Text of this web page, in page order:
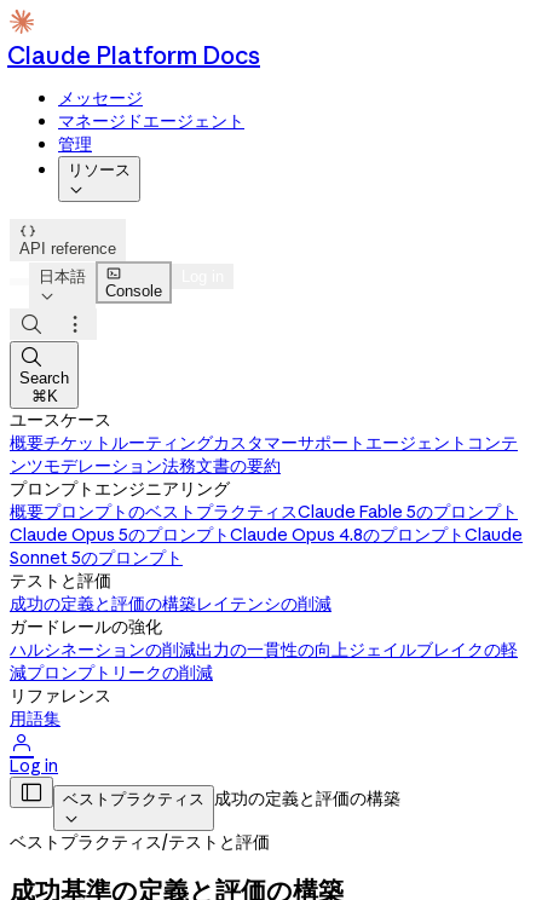
Claude Platform Docs
メッセージ
マネージドエージェント
管理
リソース


API reference
日本語


Console



Search
⌘K
ユースケース
概要チケットルーティングカスタマーサポートエージェント コンテ
ンツモデレーション法務文書の要約
プロンプトエンジニアリング
概要プロンプトのベストプラクティスClaude Fable 5のプロンプト
Claude Opus 5のプロンプトClaude Opus 4.8のプロンプトClaude
Sonnet 5のプロンプト
テストと評価
成功の定義と評価の構築レイテンシの削減
ガードレールの強化
ハルシネーションの削減出力の一貫性の向上ジェイルブレイクの軽
減プロンプトリークの削減
リファレンス
用語集

Log in
 ベストプラクティス

成功の定義と評価の構築
ベストプラクティス/テストと評価
成功基準の定義と評価の構築